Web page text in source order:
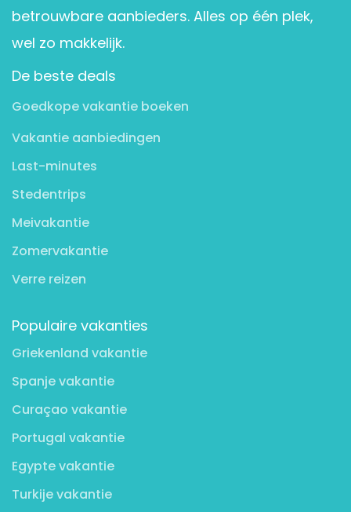
betrouwbare aanbieders. Alles op één plek,
wel zo makkelijk.
De beste deals
Goedkope vakantie boeken
Vakantie aanbiedingen
Last-minutes
Stedentrips
Meivakantie
Zomervakantie
Verre reizen
Populaire vakanties
Griekenland vakantie
Spanje vakantie
Curaçao vakantie
Portugal vakantie
Egypte vakantie
Turkije vakantie